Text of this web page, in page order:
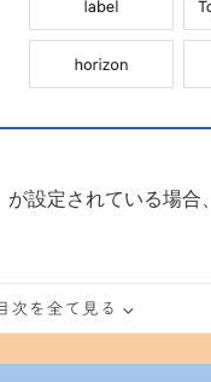
が設定されている場合